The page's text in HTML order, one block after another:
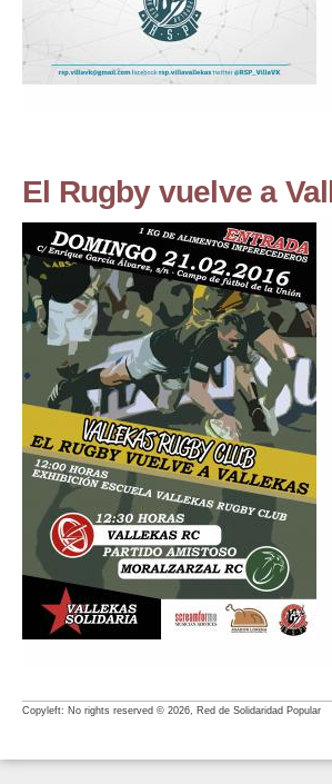
El Rugby vuelve a
Copyleft: No rights reserved © 2026, Red de Solidaridad Popular